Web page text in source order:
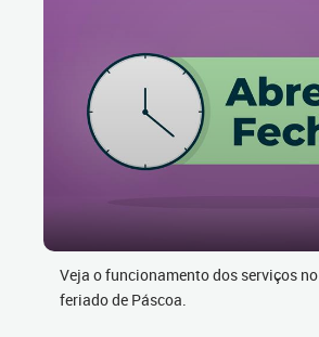
Veja o funcionamento dos serviços no
feriado de Páscoa.